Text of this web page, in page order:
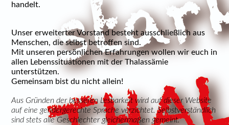
handelt.
Unser erweiterter Vorstand besteht ausschließlich aus
Menschen, die selbst betroffen sind.
Mit unseren persönlichen Erfahrungen wollen wir euch in
allen Lebenssituationen mit der Thalassämie
unterstützen.
Gemeinsam bist du nicht allein!
Aus Gründen der besseren Lesbarkeit wird auf dieser Website
auf eine gendergerechte Sprache verzichtet. Selbstverständlich
sind stets alle Geschlechter gleichermaßen gemeint.